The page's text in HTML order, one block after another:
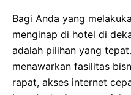
Bagi Anda yang
menginap di hotel di
adalah pilihan yang
menawarkan fasilitas
rapat, akses internet